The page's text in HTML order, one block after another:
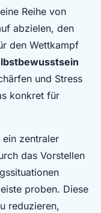
Reihe von
abzielen, den
den Wettkampf
und Stress
konkret für
ein zentraler
das Vorstellen
proben. Diese
reduzieren,